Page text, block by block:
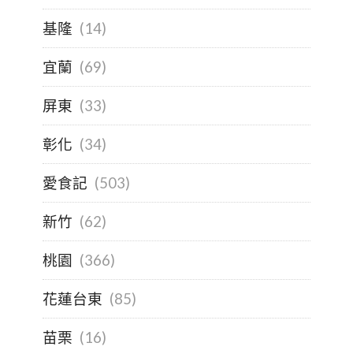
基隆 (14)
宜蘭 (69)
屏東 (33)
彰化 (34)
愛食記 (503)
新竹 (62)
桃園 (366)
花蓮台東 (85)
苗栗 (16)